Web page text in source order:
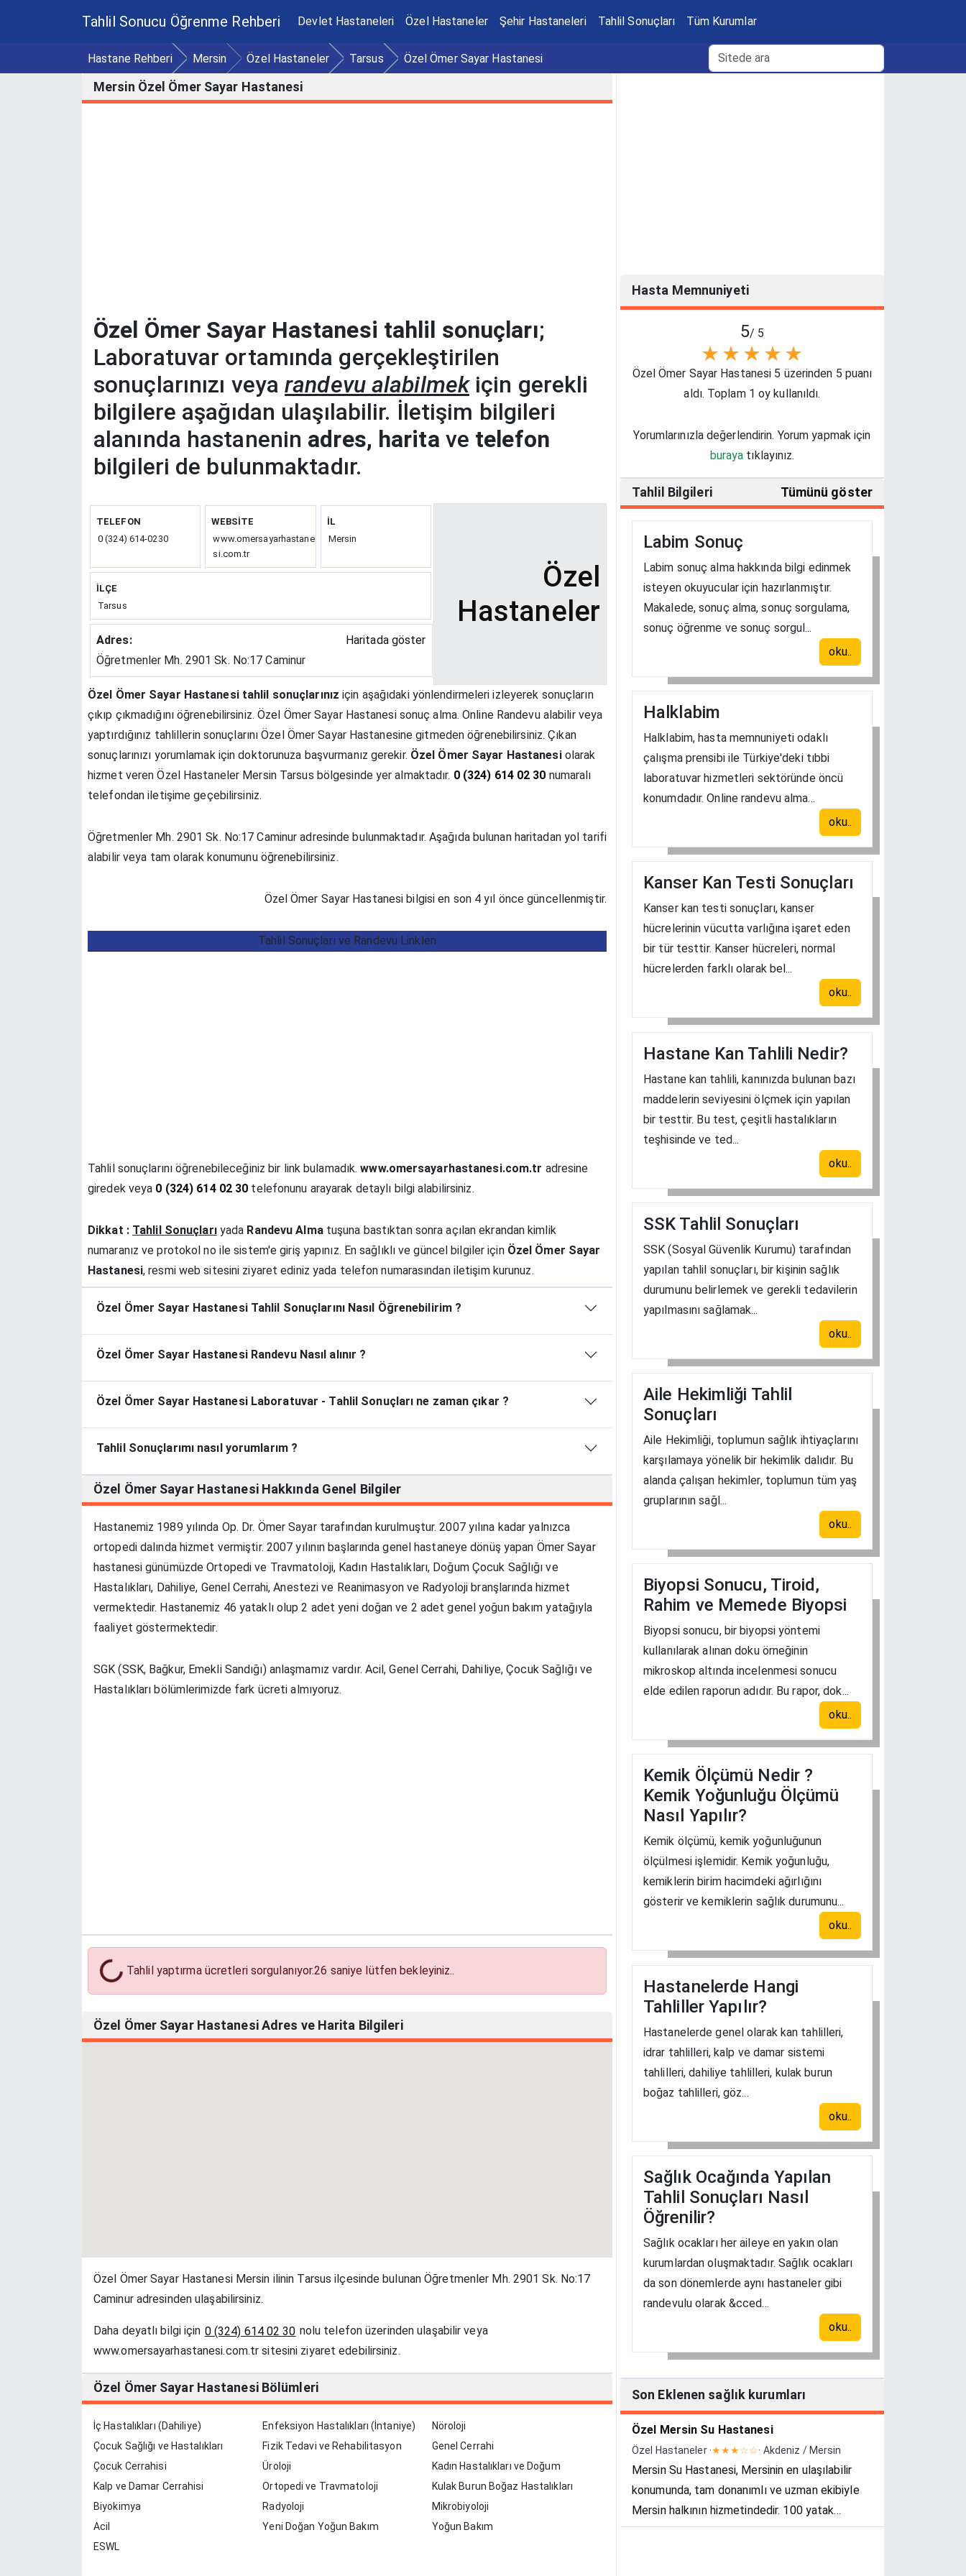
Tahlil Sonucu Öğrenme Rehberi Devlet Hastaneleri Özel Hastaneler Şehir Hastaneleri Tahlil Sonuçları Tüm Kurumlar
Hastane Rehberi Mersin Özel Hastaneler Tarsus Özel Ömer Sayar Hastanesi
Mersin Özel Ömer Sayar Hastanesi
Özel Ömer Sayar Hastanesi tahlil sonuçları;
Laboratuvar ortamında gerçekleştirilen
sonuçlarınızı veyarandevu alabilmekiçin gerekli
bilgilere aşağıdan ulaşılabilir. İletişim bilgileri
alanında hastanenin adres, harita ve telefon
bilgileri de bulunmaktadır.
TELEFON
0 (324) 614-0230
WEBSITE
www.omersayarhastane
si.com.tr
İL
Mersin
İLÇE
Tarsus
Adres:
Haritada göster
Öğretmenler Mh. 2901 Sk. No:17 Caminur
Özel
Hastaneler
Özel Ömer Sayar Hastanesi tahlil sonuçlarınız için aşağıdaki yönlendirmeleri izleyerek sonuçların
çıkıp çıkmadığını öğrenebilirsiniz. Özel Ömer Sayar Hastanesi sonuç alma. Online Randevu alabilir veya
yaptırdığınız tahlillerin sonuçlarını Özel Ömer Sayar Hastanesine gitmeden öğrenebilirsiniz. Çıkan
sonuçlarınızı yorumlamak için doktorunuza başvurmanız gerekir. Özel Ömer Sayar Hastanesiolarak
hizmet veren Özel Hastaneler Mersin Tarsus bölgesinde yer almaktadır. 0 (324) 614 02 30 numaralı
telefondan iletişime geçebilirsiniz.
Öğretmenler Mh. 2901 Sk. No:17 Caminur adresinde bulunmaktadır. Aşağıda bulunan haritadan yol tarifi
alabilir veya tam olarak konumunu öğrenebilirsiniz.
Özel Ömer Sayar Hastanesi bilgisi en son 4 yıl önce güncellenmiştir.
Tahlil Sonuçları ve Randevu Linkleri
Tahlil sonuçlarını öğrenebileceğiniz bir link bulamadık.www.omersayarhastanesi.com.tr adresine
giredek veya 0 (324) 614 02 30 telefonunu arayarak detaylı bilgi alabilirsiniz.
Dikkat : Tahlil Sonuçlarıyada Randevu Almatuşuna bastıktan sonra açılan ekrandan kimlik
numaranız ve protokol no ile sistem'e giriş yapınız. En sağlıklı ve güncel bilgiler için Özel Ömer Sayar
Hastanesi, resmi web sitesini ziyaret ediniz yada telefon numarasından iletişim kurunuz.
Özel Ömer Sayar Hastanesi Tahlil Sonuçlarını Nasıl Öğrenebilirim ?
Özel Ömer Sayar Hastanesi Randevu Nasıl alınır ?
Özel Ömer Sayar Hastanesi Laboratuvar - Tahlil Sonuçları ne zaman çıkar ?
Tahlil Sonuçlarımı nasıl yorumlarım ?
Özel Ömer Sayar Hastanesi Hakkında Genel Bilgiler
Hastanemiz 1989 yılında Op. Dr. Ömer Sayar tarafından kurulmuştur. 2007 yılına kadar yalnızca
ortopedi dalında hizmet vermiştir. 2007 yılının başlarında genel hastaneye dönüş yapan Ömer Sayar
hastanesi günümüzde Ortopedi ve Travmatoloji, Kadın Hastalıkları, Doğum Çocuk Sağlığı ve
Hastalıkları, Dahiliye, Genel Cerrahi, Anestezi ve Reanimasyon ve Radyoloji branşlarında hizmet
vermektedir. Hastanemiz 46 yataklı olup 2 adet yeni doğan ve 2 adet genel yoğun bakım yatağıyla
faaliyet göstermektedir.
SGK (SSK, Bağkur, Emekli Sandığı) anlaşmamız vardır. Acil, Genel Cerrahi, Dahiliye, Çocuk Sağlığı ve
Hastalıkları bölümlerimizde fark ücreti almıyoruz.
Tahlil Yaptırma Ücretleri
Tahlil yaptırma ücretleri sorgulanıyor.25 saniye lütfen bekleyiniz..
Özel Ömer Sayar Hastanesi Adres ve Harita Bilgileri
Özel Ömer Sayar Hastanesi Mersin ilinin Tarsus ilçesinde bulunan Öğretmenler Mh. 2901 Sk. No:17
Caminur adresinden ulaşabilirsiniz.
Daha deyatlı bilgi için 0 (324) 614 02 30 nolu telefon üzerinden ulaşabilir veya
www.omersayarhastanesi.com.tr sitesini ziyaret edebilirsiniz.
Özel Ömer Sayar Hastanesi Bölümleri
İç Hastalıkları (Dahiliye) Enfeksiyon Hastalıkları (İntaniye)
Nöroloji
Çocuk Sağlığı ve Hastalıkları
Fizik Tedavi ve Rehabilitasyon
Genel Cerrahi
Çocuk Cerrahisi
Üroloji
Kadın Hastalıkları ve Doğum
Kalp ve Damar Cerrahisi
Ortopedi ve Travmatoloji
Kulak Burun Boğaz Hastalıkları
Biyokimya
Radyoloji
Mikrobiyoloji
Acil
Yeni Doğan Yoğun Bakım
Yoğun Bakım
ESWL
Hasta Memnuniyeti
5/ 5
★
★
★
★
★
Özel Ömer Sayar Hastanesi 5 üzerinden 5 puanı
aldı. Toplam 1 oy kullanıldı.
Yorumlarınızla değerlendirin. Yorum yapmak için
buraya tıklayınız.
Tahlil Bilgileri Tümünü göster
Labim Sonuç
Labim sonuç alma hakkında bilgi edinmek
isteyen okuyucular için hazırlanmıştır.
Makalede, sonuç alma, sonuç sorgulama,
sonuç öğrenme ve sonuç sorgul...
oku..
Halklabim
Halklabim, hasta memnuniyeti odaklı
çalışma prensibi ile Türkiye'deki tıbbi
laboratuvar hizmetleri sektöründe öncü
konumdadır. Online randevu alma...
oku..
Kanser Kan Testi Sonuçları
Kanser kan testi sonuçları, kanser
hücrelerinin vücutta varlığına işaret eden
bir tür testtir. Kanser hücreleri, normal
hücrelerden farklı olarak bel...
oku..
Hastane Kan Tahlili Nedir?
Hastane kan tahlili, kanınızda bulunan bazı
maddelerin seviyesini ölçmek için yapılan
bir testtir. Bu test, çeşitli hastalıkların
teşhisinde ve ted...
oku..
SSK Tahlil Sonuçları
SSK (Sosyal Güvenlik Kurumu) tarafından
yapılan tahlil sonuçları, bir kişinin sağlık
durumunu belirlemek ve gerekli tedavilerin
yapılmasını sağlamak...
oku..
Aile Hekimliği Tahlil
Sonuçları
Aile Hekimliği, toplumun sağlık ihtiyaçlarını
karşılamaya yönelik bir hekimlik dalıdır. Bu
alanda çalışan hekimler, toplumun tüm yaş
gruplarının sağl...
oku..
Biyopsi Sonucu, Tiroid,
Rahim ve Memede Biyopsi
Biyopsi sonucu, bir biyopsi yöntemi
kullanılarak alınan doku örneğinin
mikroskop altında incelenmesi sonucu
elde edilen raporun adıdır. Bu rapor, dok...
oku..
Kemik Ölçümü Nedir ?
Kemik Yoğunluğu Ölçümü
Nasıl Yapılır?
Kemik ölçümü, kemik yoğunluğunun
ölçülmesi işlemidir. Kemik yoğunluğu,
kemiklerin birim hacimdeki ağırlığını
gösterir ve kemiklerin sağlık durumunu...
oku..
Hastanelerde Hangi
Tahliller Yapılır?
Hastanelerde genel olarak kan tahlilleri,
idrar tahlilleri, kalp ve damar sistemi
tahlilleri, dahiliye tahlilleri, kulak burun
boğaz tahlilleri, göz...
oku..
Sağlık Ocağında Yapılan
Tahlil Sonuçları Nasıl
Öğrenilir?
Sağlık ocakları her aileye en yakın olan
kurumlardan oluşmaktadır. Sağlık ocakları
da son dönemlerde aynı hastaneler gibi
randevulu olarak &cced...
oku..
Son Eklenen sağlık kurumları
Özel Mersin Su Hastanesi
Özel Hastaneler ·★★★☆☆· Akdeniz / Mersin
Mersin Su Hastanesi, Mersinin en ulaşılabilir
konumunda, tam donanımlı ve uzman ekibiyle
Mersin halkının hizmetindedir. 100 yatak
kapasiteli olan hastane akıllı ve modern